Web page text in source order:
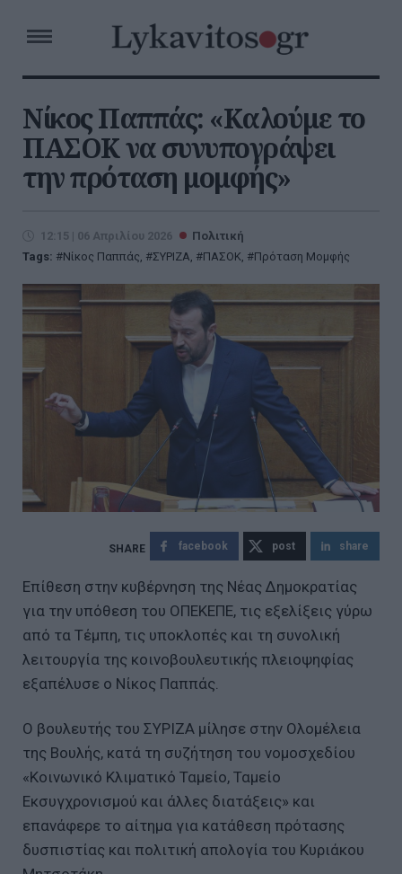
Νίκος Παππάς: «Καλούμε το
ΠΑΣΟΚ να συνυπογράψει
την πρόταση μομφής»
12:15 | 06 Απριλίου 2026
Πολιτική
Tags:
Νίκος Παππάς, ΣΥΡΙΖΑ, ΠΑΣΟΚ, Πρόταση Μομφής
facebook post share
Επίθεση στην κυβέρνηση της Νέας Δημοκρατίας
για την υπόθεση του ΟΠΕΚΕΠΕ, τις εξελίξεις γύρω
από τα Τέμπη, τις υποκλοπές και τη συνολική
λειτουργία της κοινοβουλευτικής πλειοψηφίας
εξαπέλυσε ο Νίκος Παππάς.
Ο βουλευτής του ΣΥΡΙΖΑ μίλησε στην Ολομέλεια
της Βουλής, κατά τη συζήτηση του νομοσχεδίου
«Κοινωνικό Κλιματικό Ταμείο, Ταμείο
Εκσυγχρονισμού και άλλες διατάξεις» και
επανάφερε το αίτημα για κατάθεση πρότασης
δυσπιστίας και πολιτική απολογία του Κυριάκου